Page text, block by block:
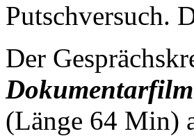
Putschversuch.
Der
(Länge 64 Min)